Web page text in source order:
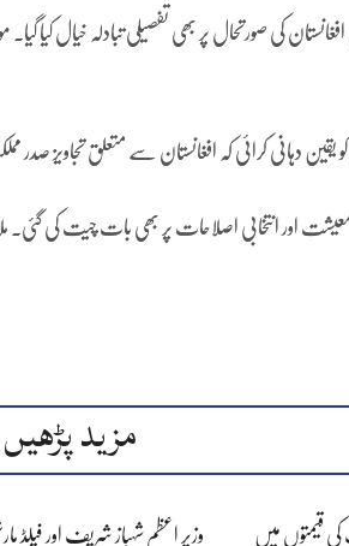
کی صورتحال پر بھی تفصیلی تبادلہ خیال کیا
دہانی کرائی کہ افغانستان سے متعلق تجاویز صدر
اور انتخابی اصلاحات پر بھی بات چیت کی گئی۔
مزید پڑھیں
قیمتوں میں
وزیر اعظم شہباز شریف اور فیلڈ